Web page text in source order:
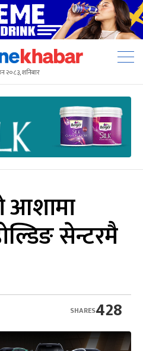
२०८३, शनिबार
आशामा
सेन्टरमै
428
SHARES